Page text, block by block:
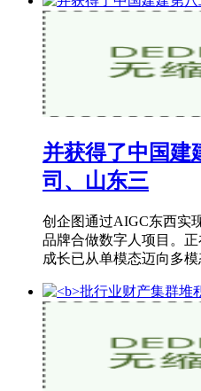
并获得了中国建
司、山东三
创企图通过AIGC东西实
品牌合做数字人项目。
成长已从单模态迈向多